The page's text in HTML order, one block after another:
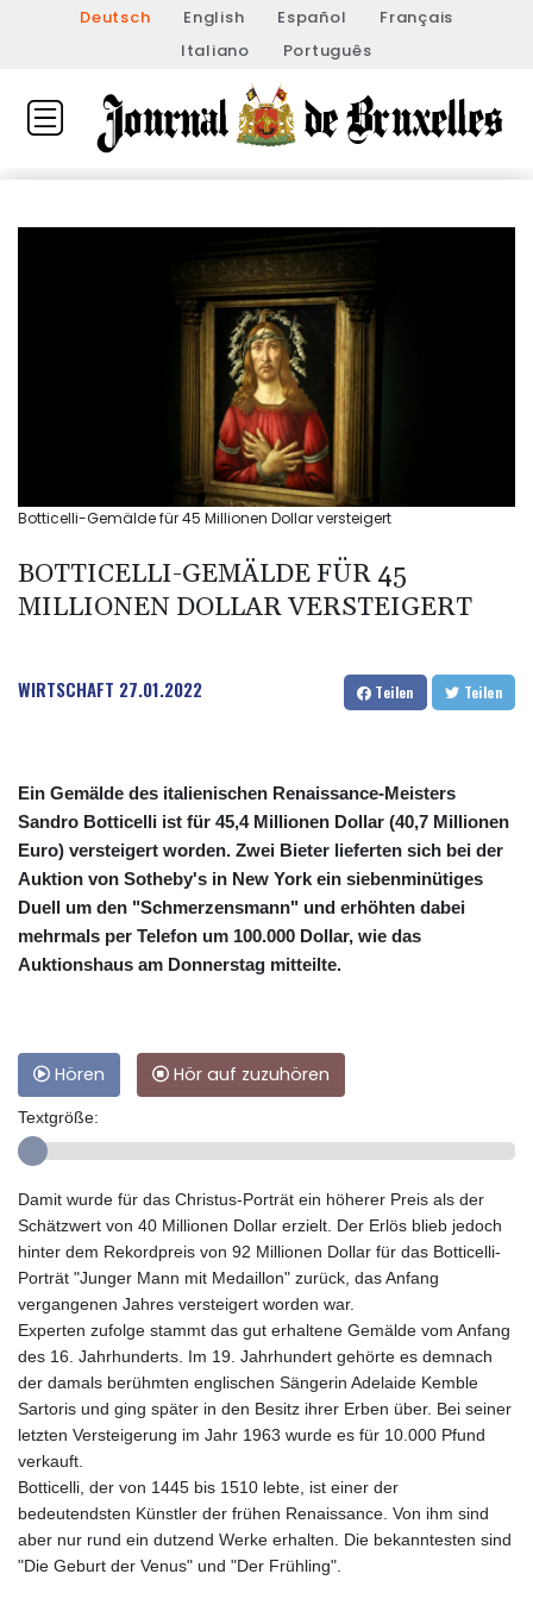
Deutsch English Español
Français
Italiano
Português
Botticelli-Gemälde für 45 Millionen Dollar versteigert
BOTTICELLI-GEMÄLDE FÜR 45
MILLIONEN DOLLAR VERSTEIGERT
WIRTSCHAFT 27.01.2022 Teilen Teilen
Ein Gemälde des italienischen Renaissance-Meisters
Sandro Botticelli ist für 45,4 Millionen Dollar (40,7 Millionen
Euro) versteigert worden. Zwei Bieter lieferten sich bei der
Auktion von Sotheby's in New York ein siebenminütiges
Duell um den "Schmerzensmann" und erhöhten dabei
mehrmals per Telefon um 100.000 Dollar, wie das
Auktionshaus am Donnerstag mitteilte.
Hören Hör auf zuzuhören
Textgröße:
Damit wurde für das Christus-Porträt ein höherer Preis als der
Schätzwert von 40 Millionen Dollar erzielt. Der Erlös blieb jedoch
hinter dem Rekordpreis von 92 Millionen Dollar für das Botticelli-
Porträt "Junger Mann mit Medaillon" zurück, das Anfang
vergangenen Jahres versteigert worden war.
Experten zufolge stammt das gut erhaltene Gemälde vom Anfang
des 16. Jahrhunderts. Im 19. Jahrhundert gehörte es demnach
der damals berühmten englischen Sängerin Adelaide Kemble
Sartoris und ging später in den Besitz ihrer Erben über. Bei seiner
letzten Versteigerung im Jahr 1963 wurde es für 10.000 Pfund
verkauft.
Botticelli, der von 1445 bis 1510 lebte, ist einer der
bedeutendsten Künstler der frühen Renaissance. Von ihm sind
aber nur rund ein dutzend Werke erhalten. Die bekanntesten sind
"Die Geburt der Venus" und "Der Frühling".